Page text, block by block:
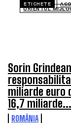
ETICHETE
ORIENTUL
Sorin
miliarde euro
16,7 miliarde...
ROMÂNIA